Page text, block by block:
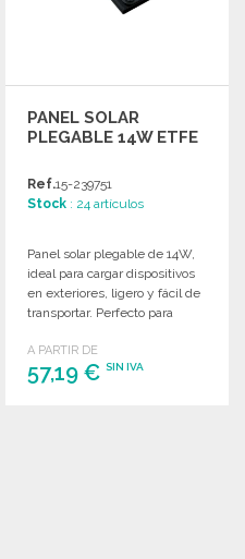
PANEL SOLAR
PLEGABLE 14W ETFE
Ref.15-239751
Stock : 24 artículos
Panel solar plegable de 14W,
ideal para cargar dispositivos
en exteriores, ligero y fácil de
transportar. Perfecto para
A PARTIR DE
57,19 €SIN IVA